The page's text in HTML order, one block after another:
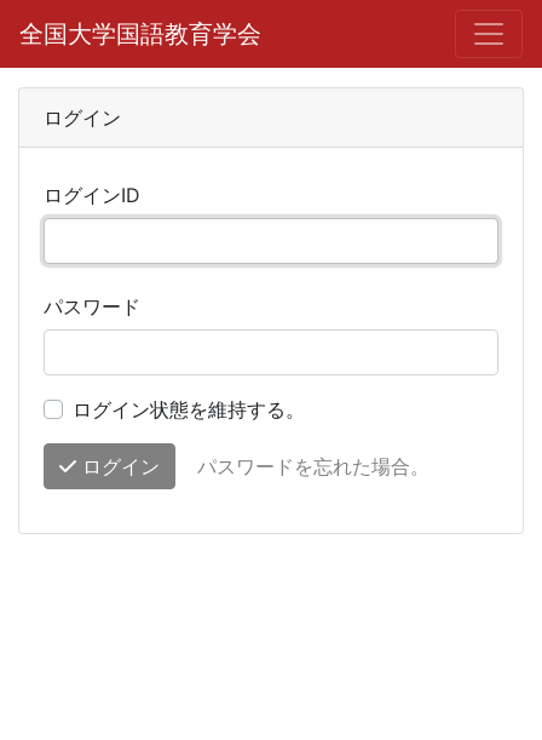
全国大学国語教育学会
ログイン
ログインID
パスワード
ログイン状態を維持する。
ログイン パスワードを忘れた場合。